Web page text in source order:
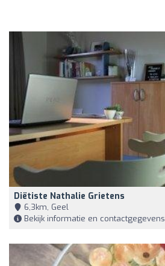
Diëtiste Nathalie Grietens
6,3km, Geel
Bekijk informatie en contactgegevens